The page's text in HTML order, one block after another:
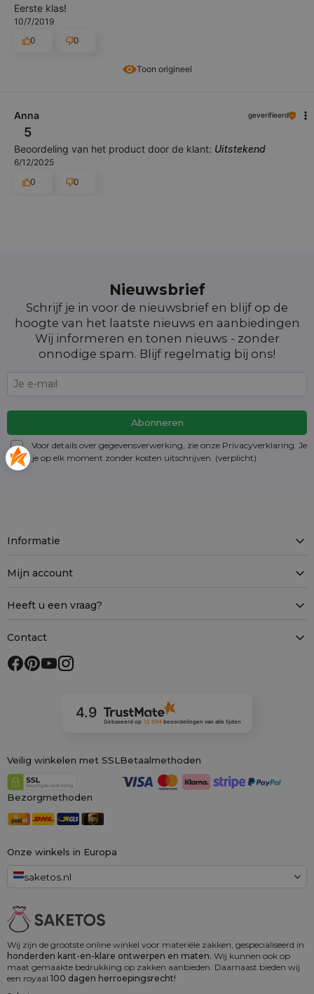
Toon origineel
Eerste klas!
10/7/2019
0
0
Anna geverifieerd
5
Beoordeling van het product door de klant: Uitstekend
6/12/2025
0
0
Nieuwsbrief
Schrijf je in voor de nieuwsbrief en blijf op de
hoogte van het laatste nieuws en aanbiedingen
Wij informeren en tonen nieuws - zonder
onnodige spam. Blijf regelmatig bij ons!
Voor details over gegevensverwerking, zie onze Privacyverklaring. Je
kunt je op elk moment zonder kosten uitschrijven. (verplicht)
Wij zijn de grootste online winkel voor materiële zakken, gespecialiseerd in
honderden kant-en-klare ontwerpen en maten. Wij kunnen ook op
maat gemaakte bedrukking op zakken aanbieden. Daarnaast bieden wij
een royaal 100 dagen herroepingsrecht!
Onze winkels in Europa
saketos.nl
Informatie
Mijn account
Heeft u een vraag?
Contact
4.9
Gebaseerd op 12 894 beoordelingenvan alle tijden
Veilig winkelen met SSL Betaalmethoden
Bezorgmethoden